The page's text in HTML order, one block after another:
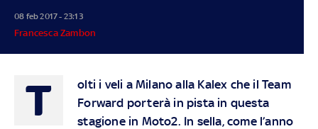
08 feb 2017 - 23:13
Francesca Zambon
T
olti i veli a Milano alla Kalex che il Team
Forward porterà in pista in questa
stagione in Moto2. In sella, come l’anno